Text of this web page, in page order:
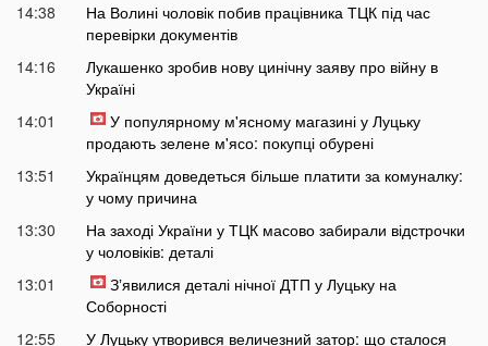
14:38
На Волині чоловік побив працівника ТЦК під час
перевірки документів
14:16
Лукашенко зробив нову цинічну заяву про війну в
Україні
14:01
У популярному м'ясному магазині у Луцьку
продають зелене м'ясо: покупці обурені
13:51
Українцям доведеться більше платити за комуналку:
у чому причина
13:30
На заході України у ТЦК масово забирали відстрочки
у чоловіків: деталі
13:01
Зʼявилися деталі нічної ДТП у Луцьку на
Соборності
12:55
У Луцьку утворився величезний затор: що сталося